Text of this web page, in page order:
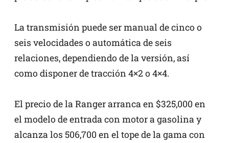
La transmisión puede ser manual de cinco o
seis velocidades o automática de seis
relaciones, dependiendo de la versión, así
como disponer de tracción 4×2 o 4×4.
El precio de la Ranger arranca en $325,000 en
el modelo de entrada con motor a gasolina y
alcanza los 506,700 en el tope de la gama con